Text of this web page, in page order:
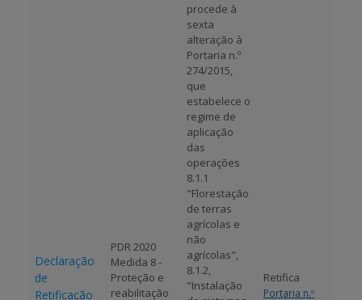
Declaração
de
Retificação
PDR 2020
Medida 8 -
Proteção e
reabilitação
procede à
sexta
alteração à
Portaria n.º
274/2015,
que
estabelece o
regime de
aplicação
das
operações
8.1.1
"Florestação
de terras
agrícolas e
não
agrícolas",
8.1.2,
"Instalação
Retifica
Portaria n.º